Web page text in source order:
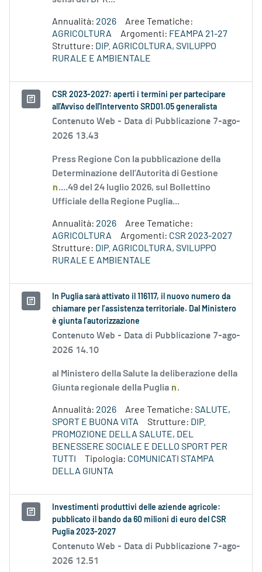
Annualità: 2026
Aree Tematiche:
AGRICOLTURA
Argomenti: FEAMPA 21-27
Strutture: DIP. AGRICOLTURA, SVILUPPO
RURALE E AMBIENTALE
CSR 2023-2027: aperti i termini per partecipare
all'Avviso dell'Intervento SRD01.05 generalista
Contenuto Web - Data di Pubblicazione 7-ago-
2026 13.43
Press Regione Con la pubblicazione della
Determinazione dell’Autorità di Gestione
n....49 del 24 luglio 2026, sul Bollettino
Ufficiale della Regione Puglia...
Annualità: 2026
Aree Tematiche:
AGRICOLTURA
Argomenti: CSR 2023-2027
Strutture: DIP. AGRICOLTURA, SVILUPPO
RURALE E AMBIENTALE
In Puglia sarà attivato il 116117, il nuovo numero da
chiamare per l’assistenza territoriale. Dal Ministero
è giunta l’autorizzazione
Contenuto Web - Data di Pubblicazione 7-ago-
2026 14.10
al Ministero della Salute la deliberazione della
Giunta regionale della Puglia n.
Annualità: 2026 Aree Tematiche: SALUTE,
SPORT E BUONA VITA
Strutture: DIP.
PROMOZIONE DELLA SALUTE, DEL
BENESSERE SOCIALE E DELLO SPORT PER
TUTTI
Tipologia: COMUNICATI STAMPA
DELLA GIUNTA
Investimenti produttivi delle aziende agricole:
pubblicato il bando da 60 milioni di euro del CSR
Puglia 2023-2027
Contenuto Web - Data di Pubblicazione 7-ago-
2026 12.51